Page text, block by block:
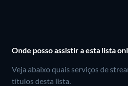
Onde posso assistir a esta lista
Veja abaixo quais serviços de
títulos desta lista.